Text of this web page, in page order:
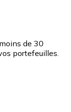
de 30
portefeuilles.